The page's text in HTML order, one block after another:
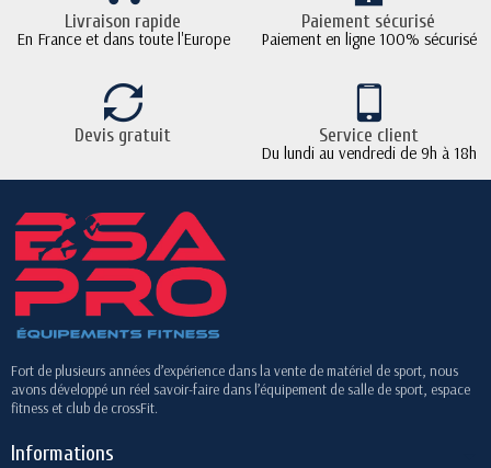
Livraison rapide
En France et dans toute l'Europe
Paiement sécurisé
Paiement en ligne 100% sécurisé
Devis gratuit Service client
Du lundi au vendredi de 9h à 18h
Fort de plusieurs années d’expérience dans la vente de matériel de sport, nous
avons développé un réel savoir-faire dans l’équipement de salle de sport, espace
fitness et club de crossFit.
Informations